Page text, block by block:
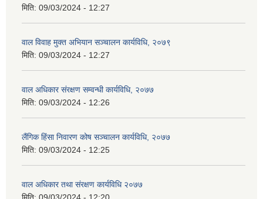
मिति: 09/03/2024 - 12:27
वाल विवाह मुक्त अभियान सञ्चालन कार्यविधि, २०७९
मिति: 09/03/2024 - 12:27
वाल अधिकार संरक्षण सम्वन्धी कार्यविधि, २०७७
मिति: 09/03/2024 - 12:26
लैंगिक हिंसा निवारण कोष सञ्चालन कार्यविधि, २०७७
मिति: 09/03/2024 - 12:25
वाल अधिकार तथा संरक्षण कार्यविधि २०७७
मिति: 09/03/2024 - 12:20